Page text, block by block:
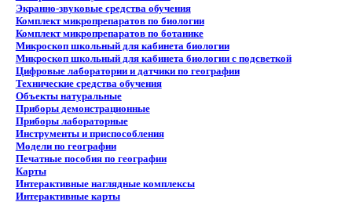
Экранно-звуковые средства обучения
Комплект микропрепаратов по биологии
Комплект микропрепаратов по ботанике
Микроскоп школьный для кабинета биологии
Микроскоп школьный для кабинета биологии с подсветкой
Цифровые лаборатории и датчики по географии
Технические средства обучения
Объекты натуральные
Приборы демонстрационные
Приборы лабораторные
Инструменты и приспособления
Модели по географии
Печатные пособия по географии
Карты
Интерактивные наглядные комплексы
Интерактивные карты